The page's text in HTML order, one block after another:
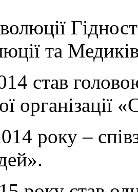
та
став
організації
року –